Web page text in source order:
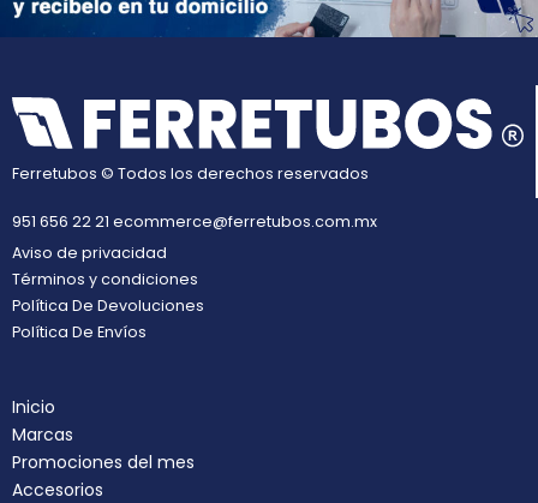
Ferretubos © Todos los derechos reservados
951 656 22 21 ecommerce@ferretubos.com.mx
Aviso de privacidad
Términos y condiciones
Política De Devoluciones
Política De Envíos
Inicio
Marcas
Promociones del mes
Accesorios